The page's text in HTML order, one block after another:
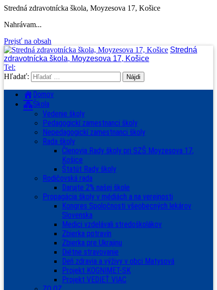
Stredná zdravotnícka škola, Moyzesova 17, Košice
Nahrávam...
Prejsť na obsah
Stredná
zdravotnícka škola, Moyzesova 17, Košice
Tel:
Hľadať:
Domov
Škola
Vedenie školy
Pedagogickí zamestnanci školy
Nepedagogickí zamestnanci školy
Rada školy
Členovia Rady školy pri SZŠ Moyzesova 17,
Košice
Štatút Rady školy
Rodičovská rada
Darujte 2% našej škole
Propagácia školy v médiách a na verejnosti
Kongres Spoločnosti všeobecných lekárov
Slovenska
Medici vzdelávali stredoškolákov
Zbierka potravín
Zbierka pre Ukrajinu
Diétne stravovanie
Deň zdravia a výživy v obci Matysová
Projekt KOGNIMET-SK
Projekt VEDIEŤ VIAC